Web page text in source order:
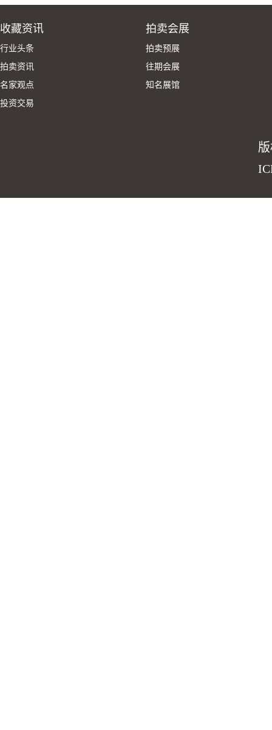
收藏资讯
行业头条
拍卖资讯
名家观点
投资交易
拍卖会展
拍卖预展
往期会展
知名展馆